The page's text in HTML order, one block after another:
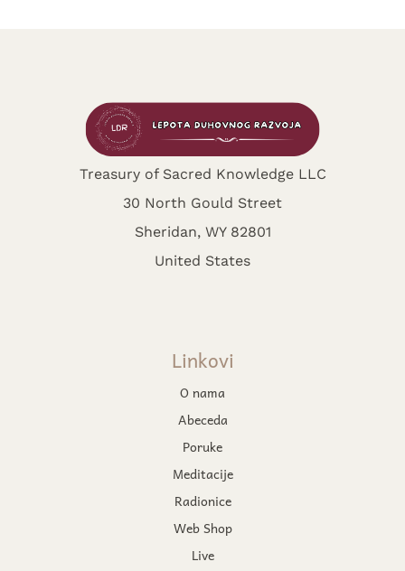
Treasury of Sacred Knowledge LLC
30 North Gould Street
Sheridan, WY 82801
United States
Linkovi
O nama
Abeceda
Poruke
Meditacije
Radionice
Web Shop
Live